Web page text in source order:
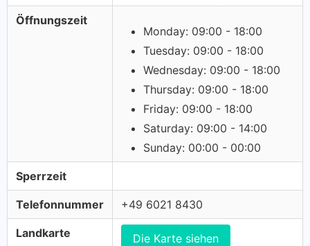
Öffnungszeit
Monday: 09:00 - 18:00
Tuesday: 09:00 - 18:00
Wednesday: 09:00 - 18:00
Thursday: 09:00 - 18:00
Friday: 09:00 - 18:00
Saturday: 09:00 - 14:00
Sunday: 00:00 - 00:00
Sperrzeit
Telefonnummer +49 6021 8430
Landkarte Die Karte siehen